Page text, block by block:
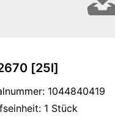
[25l]
1044840419
1 Stück